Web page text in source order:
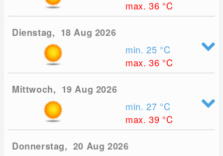
max. 36 °C
Dienstag, 18 Aug 2026
min. 25 °C
max. 36 °C
Mittwoch, 19 Aug 2026
min. 27 °C
max. 39 °C
Donnerstag, 20 Aug 2026